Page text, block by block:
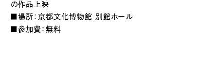
の作品上映
■場所：京都文化博物館 別館ホール
■参加費：無料